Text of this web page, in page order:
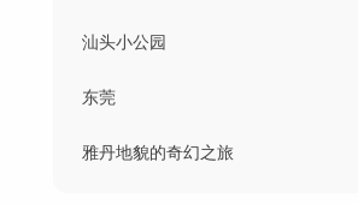
汕头小公园
东莞
雅丹地貌的奇幻之旅